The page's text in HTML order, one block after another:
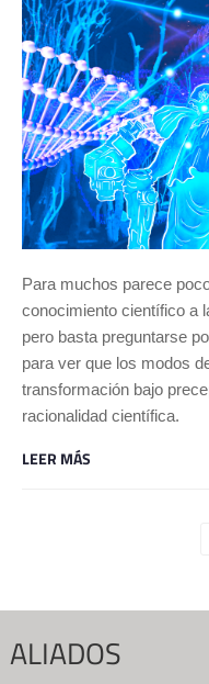
Para muchos parece
conocimiento científico a
pero basta preguntarse
para ver que los modos
transformación bajo
racionalidad científica.
LEER MÁS
ALIADOS